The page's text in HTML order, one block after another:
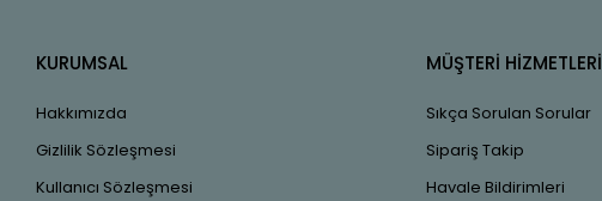
KURUMSAL
Hakkımızda
Gizlilik Sözleşmesi
Kullanıcı Sözleşmesi
MÜŞTERİ HİZMETLERİ
Sıkça Sorulan Sorular
Sipariş Takip
Havale Bildirimleri